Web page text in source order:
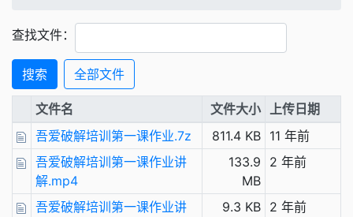
查找文件：
搜索 全部文件
文件名 文件大小 上传日期
吾爱破解培训第一课作业.7z
811.4 KB 11 年前
吾爱破解培训第一课作业讲
解.mp4
133.9
MB
2 年前
吾爱破解培训第一课作业讲
9.3 KB 2 年前